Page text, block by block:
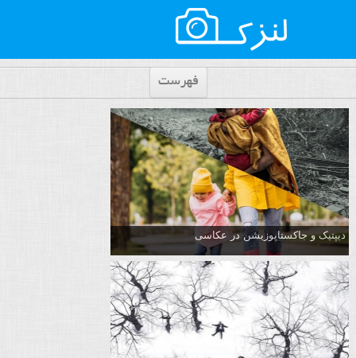
فهرست
دیپتیک و جاکستا‌پوزیشن در عکاسی